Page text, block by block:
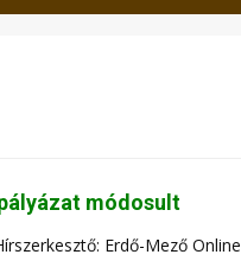
módosult
Erdő-Mező Online